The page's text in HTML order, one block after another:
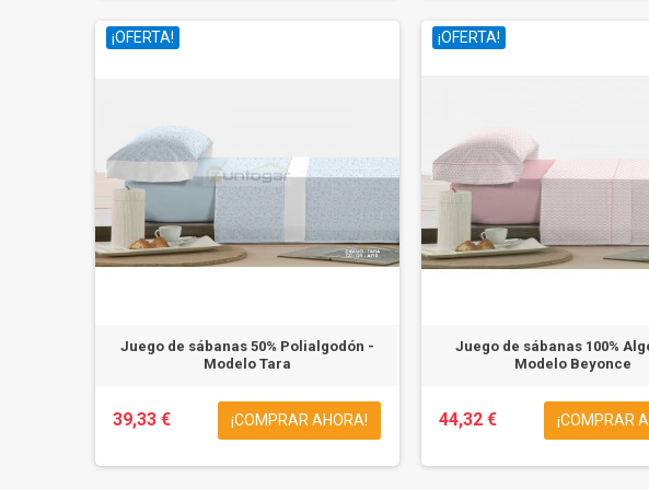
¡OFERTA!
Juego de sábanas 50% Polialgodón -
Modelo Tara
39,33 € ¡COMPRAR AHORA!
¡OFERTA!
Juego de sábanas 100%
Modelo Beyonce
44,32 € ¡COMPRAR